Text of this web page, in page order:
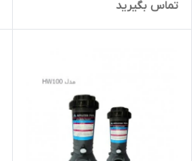
تماس بگیرید